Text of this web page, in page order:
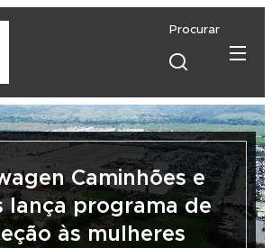
Procurar
Caminhões e
lança programa de
às mulheres